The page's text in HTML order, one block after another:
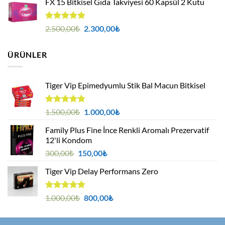
1.200,00₺.fiyat:
5 üzerinden
oy
2.500,00₺ Orijinal
2.300,00₺Şu
ÜRÜNLER
Tiger Vip Epimedyumlu Stik Bal Macun Bitkisel
5
üzerinden
4.75
oy
aldı
1.500,00₺ Orijinal
1.500,00₺.
1.000,00₺Şu
fiyat:
Family Plus Fine İnce Renkli Aromalı Prezervatif
12'li Kondom
300,00₺ Orijinal
300,00₺.
150,00₺Şu
fiyat:
Tiger Vip Delay Performans Zero
5 üzerinden
oy
1.000,00₺ Orijinal
1.000,00₺.
800,00₺Şu
fiyat: